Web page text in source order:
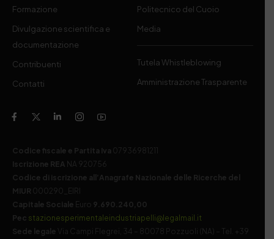
Formazione
Divulgazione scientifica e
documentazione
Contribuenti
Contatti
Politecnico del Cuoio
Media
Tutela Whistleblowing
Amministrazione Trasparente
Codice fiscale e Partita Iva 07936981211
Iscrizione REA NA 920756
Codice di iscrizione all’Anagrafe Nazionale delle Ricerche del
MIUR 000290_EIRI
Capitale Sociale Euro 9.690.240,00
Pec stazionesperimentaleindustriapelli@legalmail.it
Sede legale
Via Campi Flegrei, 34 – 80078 Pozzuoli (NA) – Tel. +39